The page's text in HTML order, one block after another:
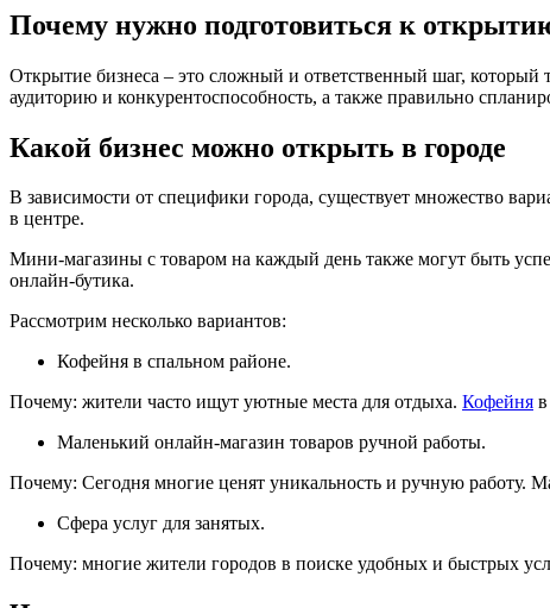
Почему нужно подготовиться к
Открытие бизнеса – это сложный и ответственный шаг,
аудиторию и конкурентоспособность, а также правильно
Какой бизнес можно открыть в городе
В зависимости от специфики города, существует множество
в центре.
Мини-магазины с товаром на каждый день также могут быть
онлайн-бутика.
Рассмотрим несколько вариантов:
Кофейня в спальном районе.
Почему: жители часто ищут уютные места для отдыха. Кофейня
Маленький онлайн-магазин товаров ручной работы.
Почему: Сегодня многие ценят уникальность и ручную работу.
Сфера услуг для занятых.
Почему: многие жители городов в поиске удобных и быстрых